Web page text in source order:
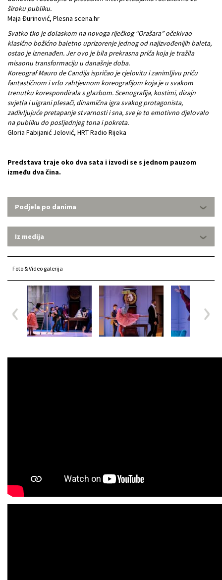
široku publiku.
Maja Đurinović, Plesna scena.hr
Svatko tko je dolaskom na novoga riječkog “Orašara” očekivao
klasično božićno baletno uprizorenje jednog od najizvođenijih baleta,
ostao je iznenađen. Jer ovo je bila prekrasna priča koja je tražila
misaonu transformaciju u današnje doba.
Koreograf Mauro de Candija ispričao je cjelovitu i zanimljivu priču
fantastičnom i vrlo zahtjevnom koreografijom koja je u svakom
trenutku korespondirala s glazbom. Scenografija, kostimi, dizajn
svjetla i uigrani plesači, dinamična igra svakog protagonista,
zadivljujuće pretapanje stvarnosti i sna, sve je to emotivno djelovalo
na publiku do posljednjeg tona i pokreta.
Gloria Fabijanić Jelović, HRT Radio Rijeka
Predstava traje oko dva sata i izvodi se s jednom pauzom
između dva čina.
Podjela po danima
Iz medija
Foto & Video galerija